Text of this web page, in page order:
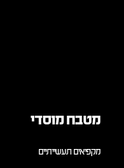
מטבח מוסדי
מקפיאים תעשייתיים